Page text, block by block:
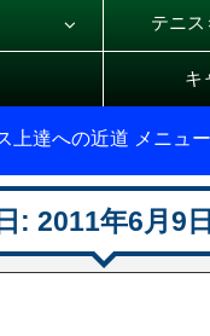
テニス
キ
上達への近道 メニュー
日: 2011年6月9日